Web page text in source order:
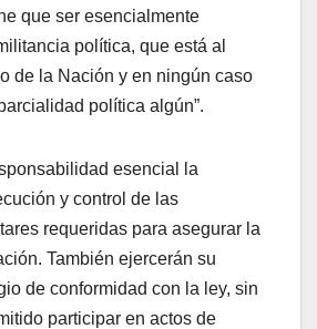
que ser esencialmente
política, que está al
de la Nación y en ningún caso
política algún”.
esencial la
y control de las
requeridas para asegurar la
También ejercerán su
de conformidad con la ley, sin
participar en actos de